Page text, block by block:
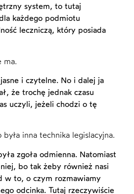
system, to tutaj
każdego podmiotu
leczniczą, który posiada
ma.
i czytelne. No i dalej ja
że trochę jednak czasu
uczyli, jeżeli chodzi o tę
inna technika legislacyjna.
zgoła odmienna. Natomiast
bo tak żeby również nasi
w to, o czym rozmawiamy
odcinka. Tutaj rzeczywiście